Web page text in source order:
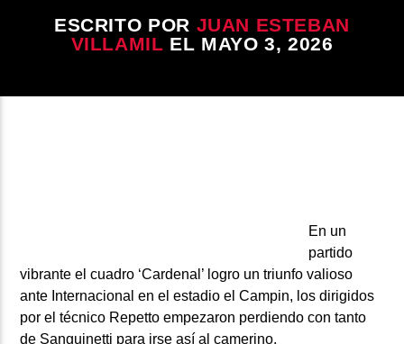
ESCRITO POR JUAN ESTEBAN
VILLAMIL EL MAYO 3, 2026
En un
partido
vibrante el cuadro ‘Cardenal’ logro un triunfo valioso
ante Internacional en el estadio el Campin, los dirigidos
por el técnico Repetto empezaron perdiendo con tanto
de Sanguinetti para irse así al camerino.